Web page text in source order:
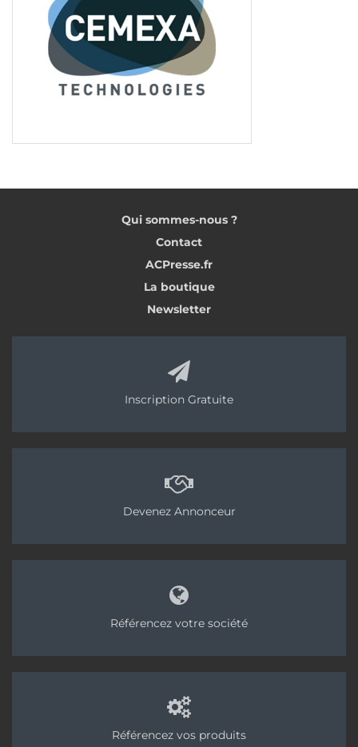
Qui sommes-nous ?
Contact
ACPresse.fr
La boutique
Newsletter
Inscription Gratuite
Devenez Annonceur
Référencez votre société
Référencez vos produits